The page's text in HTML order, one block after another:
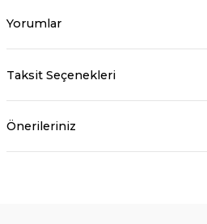
Yorumlar
Taksit Seçenekleri
Önerileriniz